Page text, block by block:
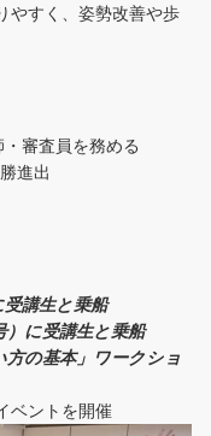
やすく、姿勢改善や歩
審査員を務める
進出
講生と乗船
に受講生と乗船
の基本」ワークショ
ベントを開催